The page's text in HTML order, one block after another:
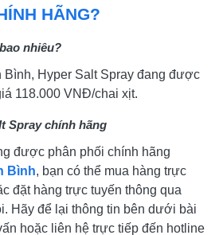
HÃNG?
nhiêu?
Bình, Hyper Salt Spray đang được
118.000 VNĐ/chai xịt.
Spray chính hãng
được phân phối chính hãng
Bình, bạn có thể mua hàng trực
đặt hàng trực tuyến thông qua
Hãy để lại thông tin bên dưới bài
hoặc liên hệ trực tiếp đến hotline